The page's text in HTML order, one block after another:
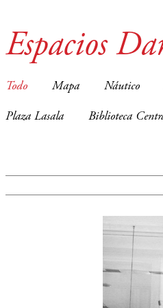
Espacios
Todo Mapa Náutico
Plaza Lasala Biblioteca